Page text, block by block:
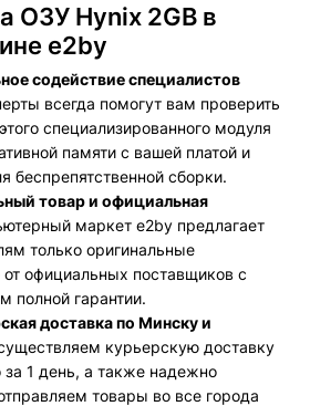
ОЗУ Hynix 2GB в
e2by
содействие специалистов
всегда помогут вам проверить
специализированного модуля
памяти с вашей платой и
беспрепятственной сборки.
товар и официальная
маркет e2by предлагает
только оригинальные
официальных поставщиков с
полной гарантии.
доставка по Минску и
курьерскую доставку
за 1 день, а также надежно
товары во все города